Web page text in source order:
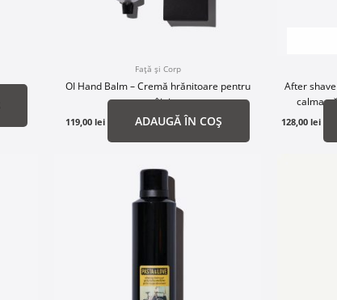
Față și Corp
OI Hand Balm – Cremă hrănitoare pentru
mâini
119,00lei ADAUGĂ ÎN COȘ
After
128,00 lei